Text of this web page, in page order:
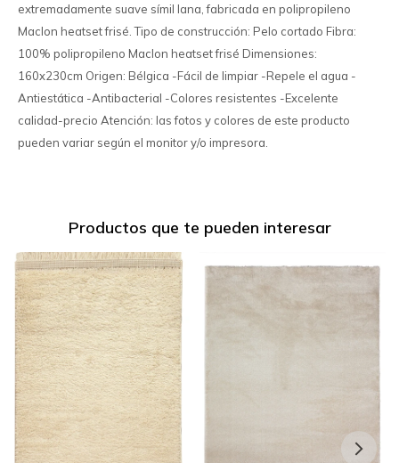
extremadamente suave símil lana, fabricada en polipropileno
Maclon heatset frisé. Tipo de construcción: Pelo cortado Fibra:
100% polipropileno Maclon heatset frisé Dimensiones:
160x230cm Origen: Bélgica -Fácil de limpiar -Repele el agua -
Antiestática -Antibacterial -Colores resistentes -Excelente
calidad-precio Atención: las fotos y colores de este producto
pueden variar según el monitor y/o impresora.
Productos que te pueden interesar